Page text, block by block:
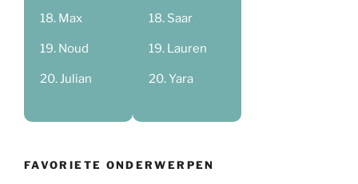
Max
Noud
Julian
Saar
Lauren
Yara
FAVORIETE ONDERWERPEN